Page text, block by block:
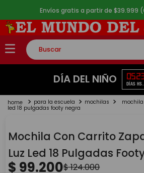
Envíos gratis a partir de $39.999
Buscar
TÉRMINOS MÁS BUSCADOS
2.
lego
4.
monopatin
5. toy story
DÍA DEL NIÑO 05
DÍAS HS.
para la escuela mochilas
led 18 pulgadas footy negra
Mochila Con Carrito
Luz Led 18 Pulgadas
$ 99.200$124.000